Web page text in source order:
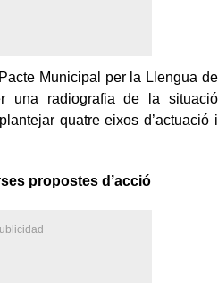
Municipal per la Llengua de
una radiografia de la situació
quatre eixos d’actuació i
propostes d’acció